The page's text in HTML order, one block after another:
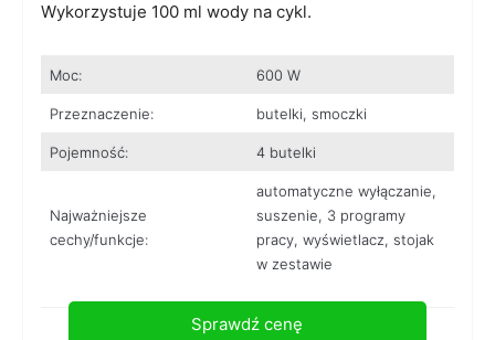
Wykorzystuje 100 ml wody na cykl.
Moc: 600 W
Przeznaczenie: butelki, smoczki
Pojemność: 4 butelki
Najważniejsze
cechy/funkcje:
automatyczne wyłączanie,
suszenie, 3 programy
pracy, wyświetlacz, stojak
w zestawie
Sprawdź cenę